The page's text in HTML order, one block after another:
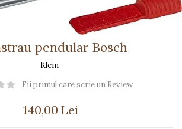
pendular Bosch
Klein
Fii primul care scrie un Review
140,00 Lei